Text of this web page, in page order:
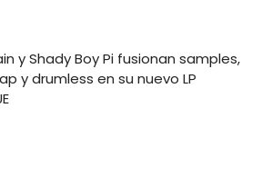
y Shady Boy Pi fusionan samples,
y drumless en su nuevo LP